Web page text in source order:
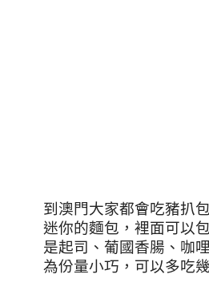
到澳門大家都會吃豬扒
迷你的麵包，裡面可以
是起司、葡國香腸、咖
為份量小巧，可以多吃